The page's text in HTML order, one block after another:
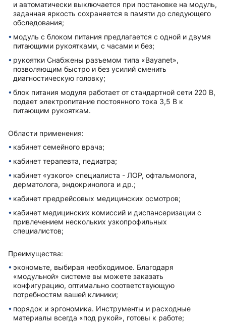
и автоматически выключается при постановке на модуль,
заданная яркость сохраняется в памяти до следующего
обследования;
модуль с блоком питания предлагается с одной и двумя
питающими рукоятками, с часами и без;
рукоятки Снабжены разъемом типа «Bayanet»,
позволяющим быстро и без усилий сменить
диагностическую головку;
блок питания модуля работает от стандартной сети 220 В,
подает электропитание постоянного тока 3,5 В к
питающим рукояткам.
Области применения:
кабинет семейного врача;
кабинет терапевта, педиатра;
кабинет «узкого» специалиста - ЛОР, офтальмолога,
дерматолога, эндокринолога и др.;
кабинет предрейсовых медицинских осмотров;
кабинет медицинских комиссий и диспансеризации с
привлечением нескольких узкопрофильных
специалистов;
Преимущества:
экономьте, выбирая необходимое. Благодаря
«модульной» системе вы можете заказать
конфигурацию, оптимально соответствующую
потребностям вашей клиники;
порядок и эргономика. Инструменты и расходные
материалы всегда «под рукой», готовы к работе;